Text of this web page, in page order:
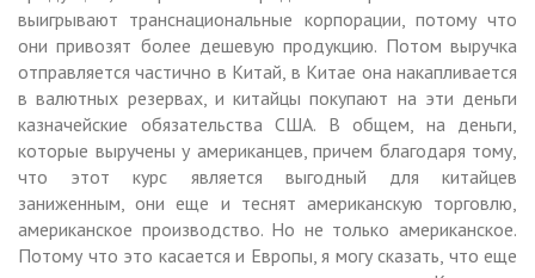
выигрывают транснациональные корпорации, потому что
они привозят более дешевую продукцию. Потом выручка
отправляется частично в Китай, в Китае она накапливается
в валютных резервах, и китайцы покупают на эти деньги
казначейские обязательства США. В общем, на деньги,
которые выручены у американцев, причем благодаря тому,
что этот курс является выгодный для китайцев
заниженным, они еще и теснят американскую торговлю,
американское производство. Но не только американское.
Потому что это касается и Европы, я могу сказать, что еще